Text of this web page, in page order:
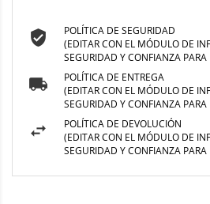
POLÍTICA DE SEGURIDAD
(EDITAR CON EL MÓDULO DE
SEGURIDAD Y CONFIANZA PARA
POLÍTICA DE ENTREGA
(EDITAR CON EL MÓDULO DE
SEGURIDAD Y CONFIANZA PARA
POLÍTICA DE DEVOLUCIÓN
(EDITAR CON EL MÓDULO DE
SEGURIDAD Y CONFIANZA PARA